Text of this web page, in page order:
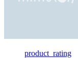
product_rating